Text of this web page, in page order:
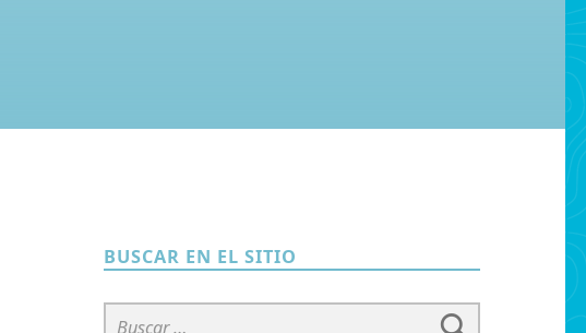
BUSCAR EN EL SITIO
Buscar: